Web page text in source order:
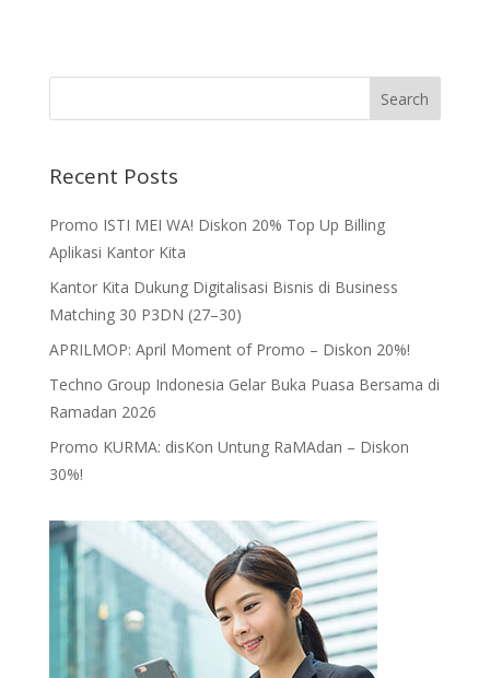
Recent Posts
Promo ISTI MEI WA! Diskon 20% Top Up Billing
Aplikasi Kantor Kita
Kantor Kita Dukung Digitalisasi Bisnis di Business
Matching 30 P3DN (27–30)
APRILMOP: April Moment of Promo – Diskon 20%!
Techno Group Indonesia Gelar Buka Puasa Bersama di
Ramadan 2026
Promo KURMA: disKon Untung RaMAdan – Diskon
30%!